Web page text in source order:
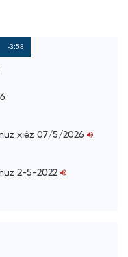
R
i
-3:58
xiêz 07/5/2026
2-5-2022